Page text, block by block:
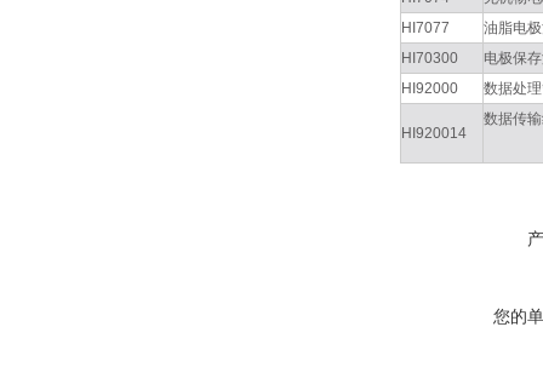
HI7077
油脂电
HI70300
电极保
HI92000
数据处
HI920014
数据传
您的